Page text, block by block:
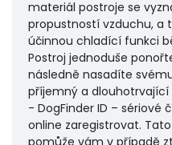
materiál postroje se
propustností vzduchu, a
účinnou chladící funkci
Postroj jednoduše
následně nasadíte
příjemný a dlouhotrvající
- DogFinder ID – sériové
online zaregistrovat.